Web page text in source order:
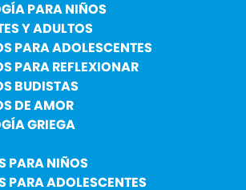
PARA NIÑOS
Y ADULTOS
PARA ADOLESCENTES
PARA REFLEXIONAR
BUDISTAS
DE AMOR
GRIEGA
PARA NIÑOS
PARA ADOLESCENTES